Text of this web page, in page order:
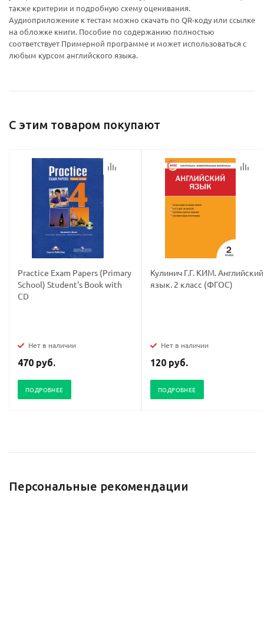
также критерии и подробную схему оценивания.
Аудиоприложение к тестам можно скачать по QR-коду или ссылке
на обложке книги. Пособие по содержанию полностью
соответствует Примерной программе и может использоваться с
любым курсом английского языка.
С этим товаром покупают
Practice Exam Papers (Primary
School) Student's Book with
CD
Нет в наличии
470 руб.
ПОДРОБНЕЕ
Кулинич Г.Г. КИМ. Английский
язык. 2 класс (ФГОС)
Нет в наличии
120 руб.
ПОДРОБНЕЕ
Персональные рекомендации
Ваш E-mail:
Ваш E-mail: